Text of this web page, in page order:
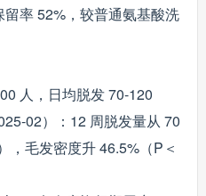
率 52%，较普通氨基酸洗
人，日均脱发 70-120
02）：12 周脱发量从 70
，毛发密度升 46.5%（P＜